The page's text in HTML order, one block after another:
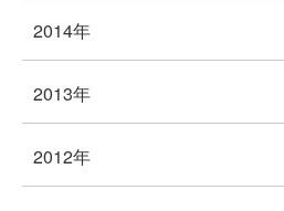
2014年
2013年
2012年